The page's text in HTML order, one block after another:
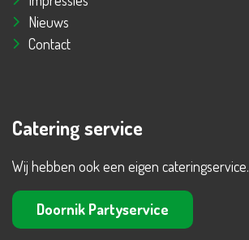
Nieuws
Contact
Catering service
Wij hebben ook een eigen cateringservice.
Doornik Partyservice